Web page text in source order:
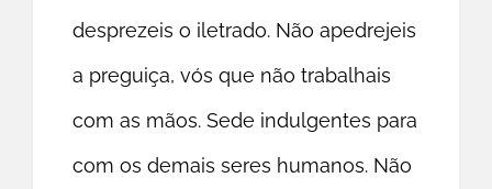
desprezeis o iletrado. Não apedrejeis
a preguiça, vós que não trabalhais
com as mãos. Sede indulgentes para
com os demais seres humanos. Não